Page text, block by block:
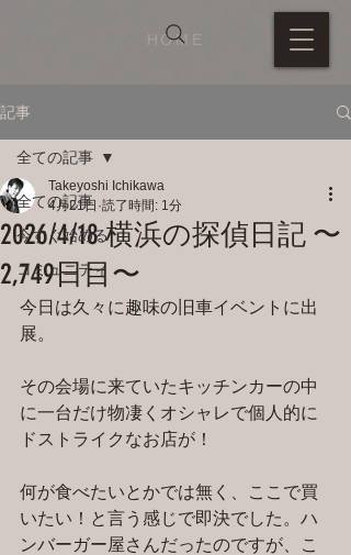
HOME
記事
全ての記事
今すぐ始める
コミュニティ
全ての記事
2026/4/18 横浜の探偵日記 〜
2,749日目〜
Takeyoshi Ichikawa
4月21日 読了時間: 1分
今日は久々に趣味の旧車イベントに出
展。
その会場に来ていたキッチンカーの中
に一台だけ物凄くオシャレで個人的に
ドストライクなお店が！
何が食べたいとかでは無く、ここで買
いたい！と言う感じで即決でした。ハ
ンバーガー屋さんだったのですが、こ